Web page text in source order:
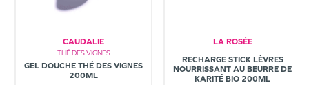
CAUDALIE
THÉ DES VIGNES
GEL DOUCHE THÉ DES VIGNES
200ML
LA ROSÉE
RECHARGE STICK LÈVRES
NOURRISSANT AU BEURRE DE
KARITÉ BIO 200ML